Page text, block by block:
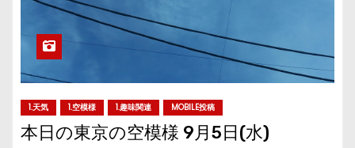
1.天気 1.空模様 1.趣味関連 MOBILE投稿
本日の東京の空模様 9月5日(水)